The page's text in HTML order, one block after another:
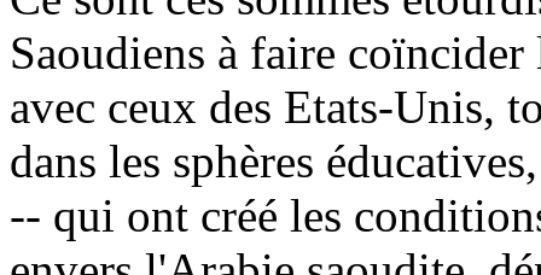
Saoudiens à faire
avec ceux des Etats-Unis,
dans les sphères
-- qui ont créé les